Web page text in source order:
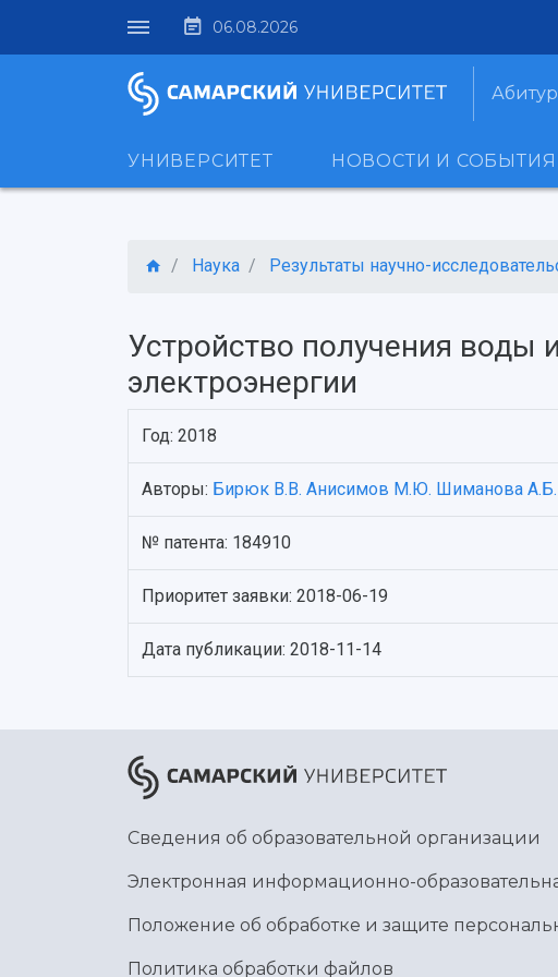
06.08.2026
УНИВЕРСИТЕТ НОВОСТИ И СОБЫТИЯ
Наука Результаты научно-
Устройство получения воды
электроэнергии
Год: 2018
Авторы: Бирюк В.В. Анисимов М.Ю. Шиманова А.Б.
№ патента: 184910
Приоритет заявки: 2018-06-19
Дата публикации: 2018-11-14
Сведения об образовательной организации
Электронная информационно-
Положение об обработке и защите
Политика обработки файлов